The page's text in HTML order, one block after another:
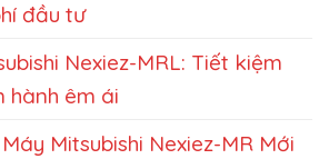
đầu tư
Nexiez-MRL: Tiết kiệm
hành êm ái
Mitsubishi Nexiez-MR Mới